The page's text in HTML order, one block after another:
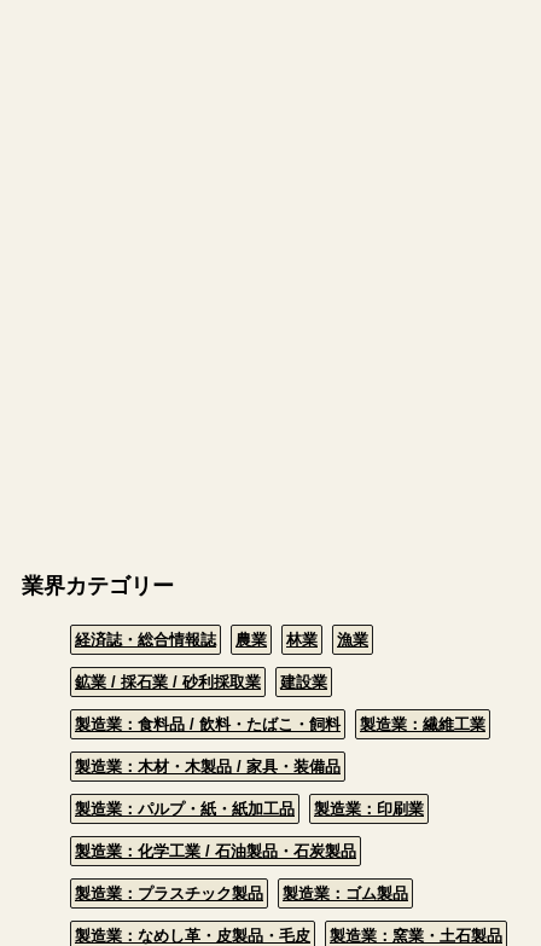
業界カテゴリー
経済誌・総合情報誌 農業 林業 漁業
鉱業 / 採石業 / 砂利採取業 建設業
製造業：食料品 / 飲料・たばこ・飼料 製造業：繊維工業
製造業：木材・木製品 / 家具・装備品
製造業：パルプ・紙・紙加工品 製造業：印刷業
製造業：化学工業 / 石油製品・石炭製品
製造業：プラスチック製品 製造業：ゴム製品
製造業：なめし革・皮製品・毛皮 製造業：窯業・土石製品